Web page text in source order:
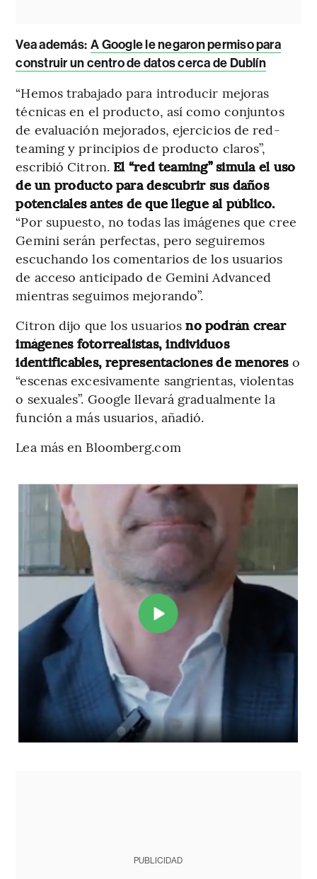
Vea además: A Google le negaron permiso para
construir un centro de datos cerca de Dublín
“Hemos trabajado para introducir mejoras
técnicas en el producto, así como conjuntos
de evaluación mejorados, ejercicios de red-
teaming y principios de producto claros”,
escribió Citron. El “red teaming” simula el uso
de un producto para descubrir sus daños
potenciales antes de que llegue al público.
“Por supuesto, no todas las imágenes que cree
Gemini serán perfectas, pero seguiremos
escuchando los comentarios de los usuarios
de acceso anticipado de Gemini Advanced
mientras seguimos mejorando”.
Citron dijo que los usuariosno podrán crear
imágenes fotorrealistas, individuos
identificables, representaciones de menoreso
“escenas excesivamente sangrientas, violentas
o sexuales”. Google llevará gradualmente la
función a más usuarios, añadió.
Lea más en Bloomberg.com
PUBLICIDAD